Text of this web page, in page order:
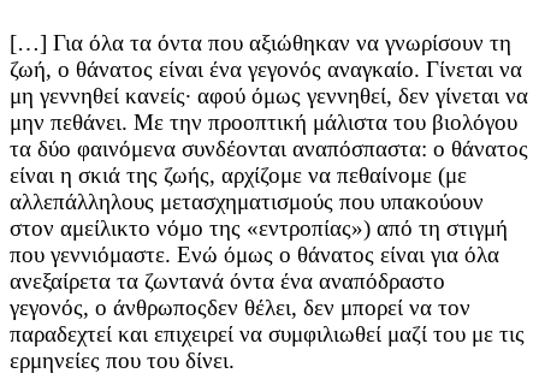
[…] Για όλα τα όντα που αξιώθηκαν να γνωρίσουν τη
ζωή, ο θάνατος είναι ένα γεγονός αναγκαίο. Γίνεται να
μη γεννηθεί κανείς∙ αφού όμως γεννηθεί, δεν γίνεται να
μην πεθάνει. Με την προοπτική μάλιστα του βιολόγου
τα δύο φαινόμενα συνδέονται αναπόσπαστα: ο θάνατος
είναι η σκιά της ζωής, αρχίζομε να πεθαίνομε (με
αλλεπάλληλους μετασχηματισμούς που υπακούουν
στον αμείλικτο νόμο της «εντροπίας») από τη στιγμή
που γεννιόμαστε. Ενώ όμως ο θάνατος είναι για όλα
ανεξαίρετα τα ζωντανά όντα ένα αναπόδραστο
γεγονός, ο άνθρωποςδεν θέλει, δεν μπορεί να τον
παραδεχτεί και επιχειρεί να συμφιλιωθεί μαζί του με τις
ερμηνείες που του δίνει.